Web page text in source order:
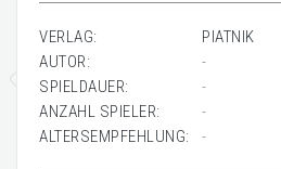
VERLAG:
PIATNIK
AUTOR:
-
SPIELDAUER:
-
ANZAHL SPIELER:
-
ALTERSEMPFEHLUNG:
-